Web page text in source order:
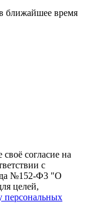
ближайшее время
согласие на
с
№152-Ф3 "О
целей,
персональных